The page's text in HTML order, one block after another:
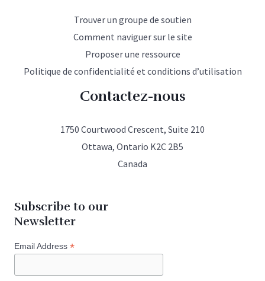
Trouver un groupe de soutien
Comment naviguer sur le site
Proposer une ressource
Politique de confidentialité et conditions d’utilisation
Contactez-nous
1750 Courtwood Crescent, Suite 210
Ottawa, Ontario K2C 2B5
Canada
Subscribe to our
Newsletter
Email Address *